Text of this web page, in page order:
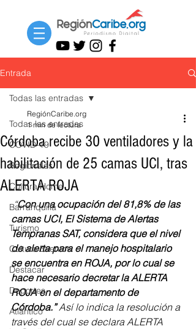
Entrada
Todas las entradas
COVID-19
Regionales
Cultura Home
Barranquilla
Turismo
Cultura Eventos
Destacar
Deportes
Atlántico
Todas las entradas
Córdoba recibe 30 ventiladores y la
habilitación de 25 camas UCI, tras
ALERTA ROJA
RegiónCaribe.org
1 min de lectura
“Con una ocupación del 81,8% de las
camas UCI, El Sistema de Alertas
Tempranas SAT, considera que el nivel
de alerta para el manejo hospitalario
se encuentra en ROJA, por lo cual se
hace necesario decretar la ALERTA
ROJA en el departamento de
Córdoba.” Así lo indica la resolución a
través del cual se declara ALERTA